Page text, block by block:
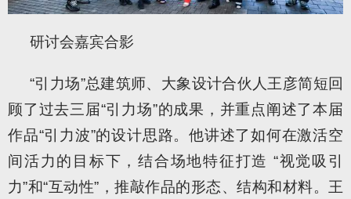
研讨会嘉宾合影
“引力场”总建筑师、大象设计合伙人王彦简短回
顾了过去三届“引力场”的成果，并重点阐述了本届
作品“引力波”的设计思路。他讲述了如何在激活空
间活力的目标下，结合场地特征打造 “视觉吸引
力”和“互动性”，推敲作品的形态、结构和材料。王